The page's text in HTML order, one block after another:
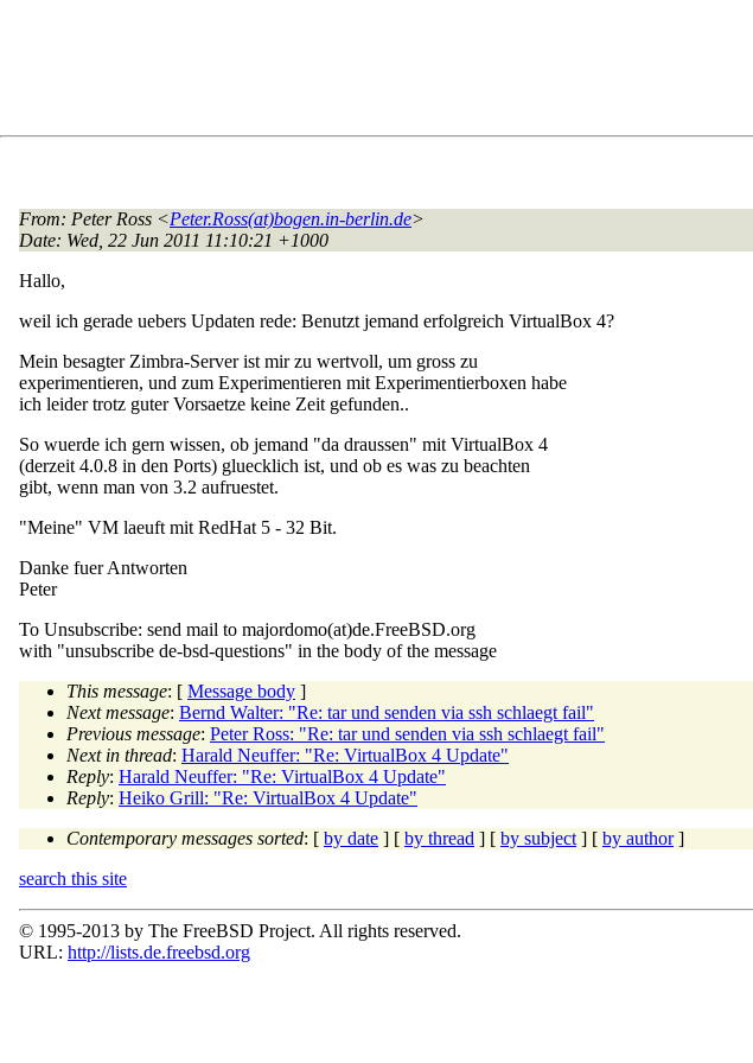
From: Peter Ross <Peter.Ross(at)bogen.in-berlin.de>
Date: Wed, 22 Jun 2011 11:10:21 +1000
Hallo,
weil ich gerade uebers Updaten rede: Benutzt jemand erfolgreich VirtualBox 4?
Mein besagter Zimbra-Server ist mir zu wertvoll, um gross zu
experimentieren, und zum Experimentieren mit Experimentierboxen habe
ich leider trotz guter Vorsaetze keine Zeit gefunden..
So wuerde ich gern wissen, ob jemand "da draussen" mit VirtualBox 4
(derzeit 4.0.8 in den Ports) gluecklich ist, und ob es was zu beachten
gibt, wenn man von 3.2 aufruestet.
"Meine" VM laeuft mit RedHat 5 - 32 Bit.
Danke fuer Antworten
Peter
To Unsubscribe: send mail to majordomo(at)de.FreeBSD.org
with "unsubscribe de-bsd-questions" in the body of the message
This message: [ Message body ]
Next message: Bernd Walter: "Re: tar und senden via ssh schlaegt fail"
Previous message: Peter Ross: "Re: tar und senden via ssh schlaegt fail"
Next in thread: Harald Neuffer: "Re: VirtualBox 4 Update"
Reply: Harald Neuffer: "Re: VirtualBox 4 Update"
Reply: Heiko Grill: "Re: VirtualBox 4 Update"
Contemporary messages sorted: [ by date ] [ by thread ] [ by subject ] [ by author]
search this site
© 1995-2013 by The FreeBSD Project. All rights reserved.
URL: http://lists.de.freebsd.org